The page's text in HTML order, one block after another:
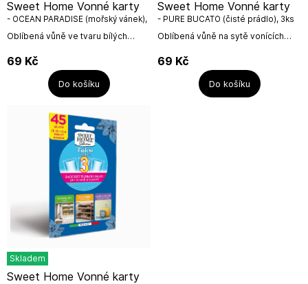
Oblíbená vůně ve tvaru bílých
botníky či cestovní zavazadla. Sytě
vonící.Počet kusů v...
Sweet Home Vonné karty
- OCEAN PARADISE (mořský vánek),
3ks
69 Kč
Do košíku
Oblíbená vůně na sytě vonících
skříní, šaten, botníků či cestovních
zavazadel.Počet kusů v...
Sweet Home Vonné karty
- PURE BUCATO (čisté prádlo), 3ks
69 Kč
Do košíku
Skladem
Sweet Home Vonné karty